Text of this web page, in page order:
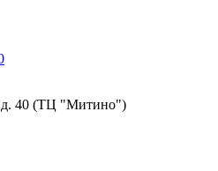
д. 40 (ТЦ "Митино")